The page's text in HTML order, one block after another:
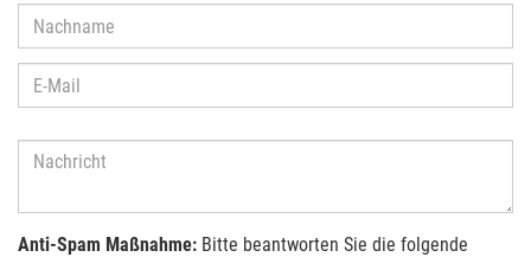
Anti-Spam Maßnahme: Bitte beantworten Sie die folgende